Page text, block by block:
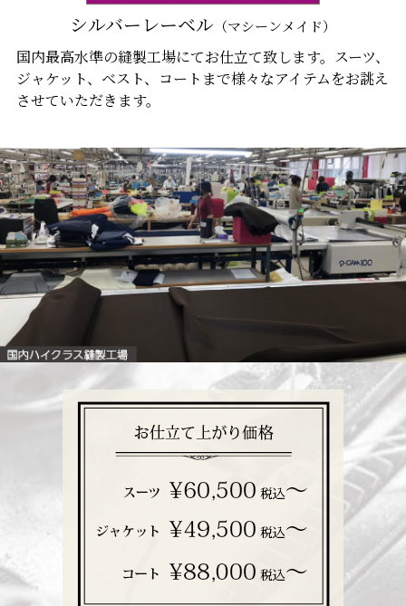
シルバーレーベル （マシーンメイド）
国内最高水準の縫製工場にてお仕立て致します。スーツ、
ジャケット、ベスト、コートまで様々なアイテムをお誂え
させていただきます。